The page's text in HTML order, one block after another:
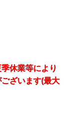
休業等により
ざいます(最大